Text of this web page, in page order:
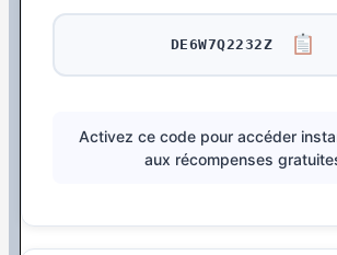
DE6W7Q2232Z
Activez ce code pour accéder
aux récompenses